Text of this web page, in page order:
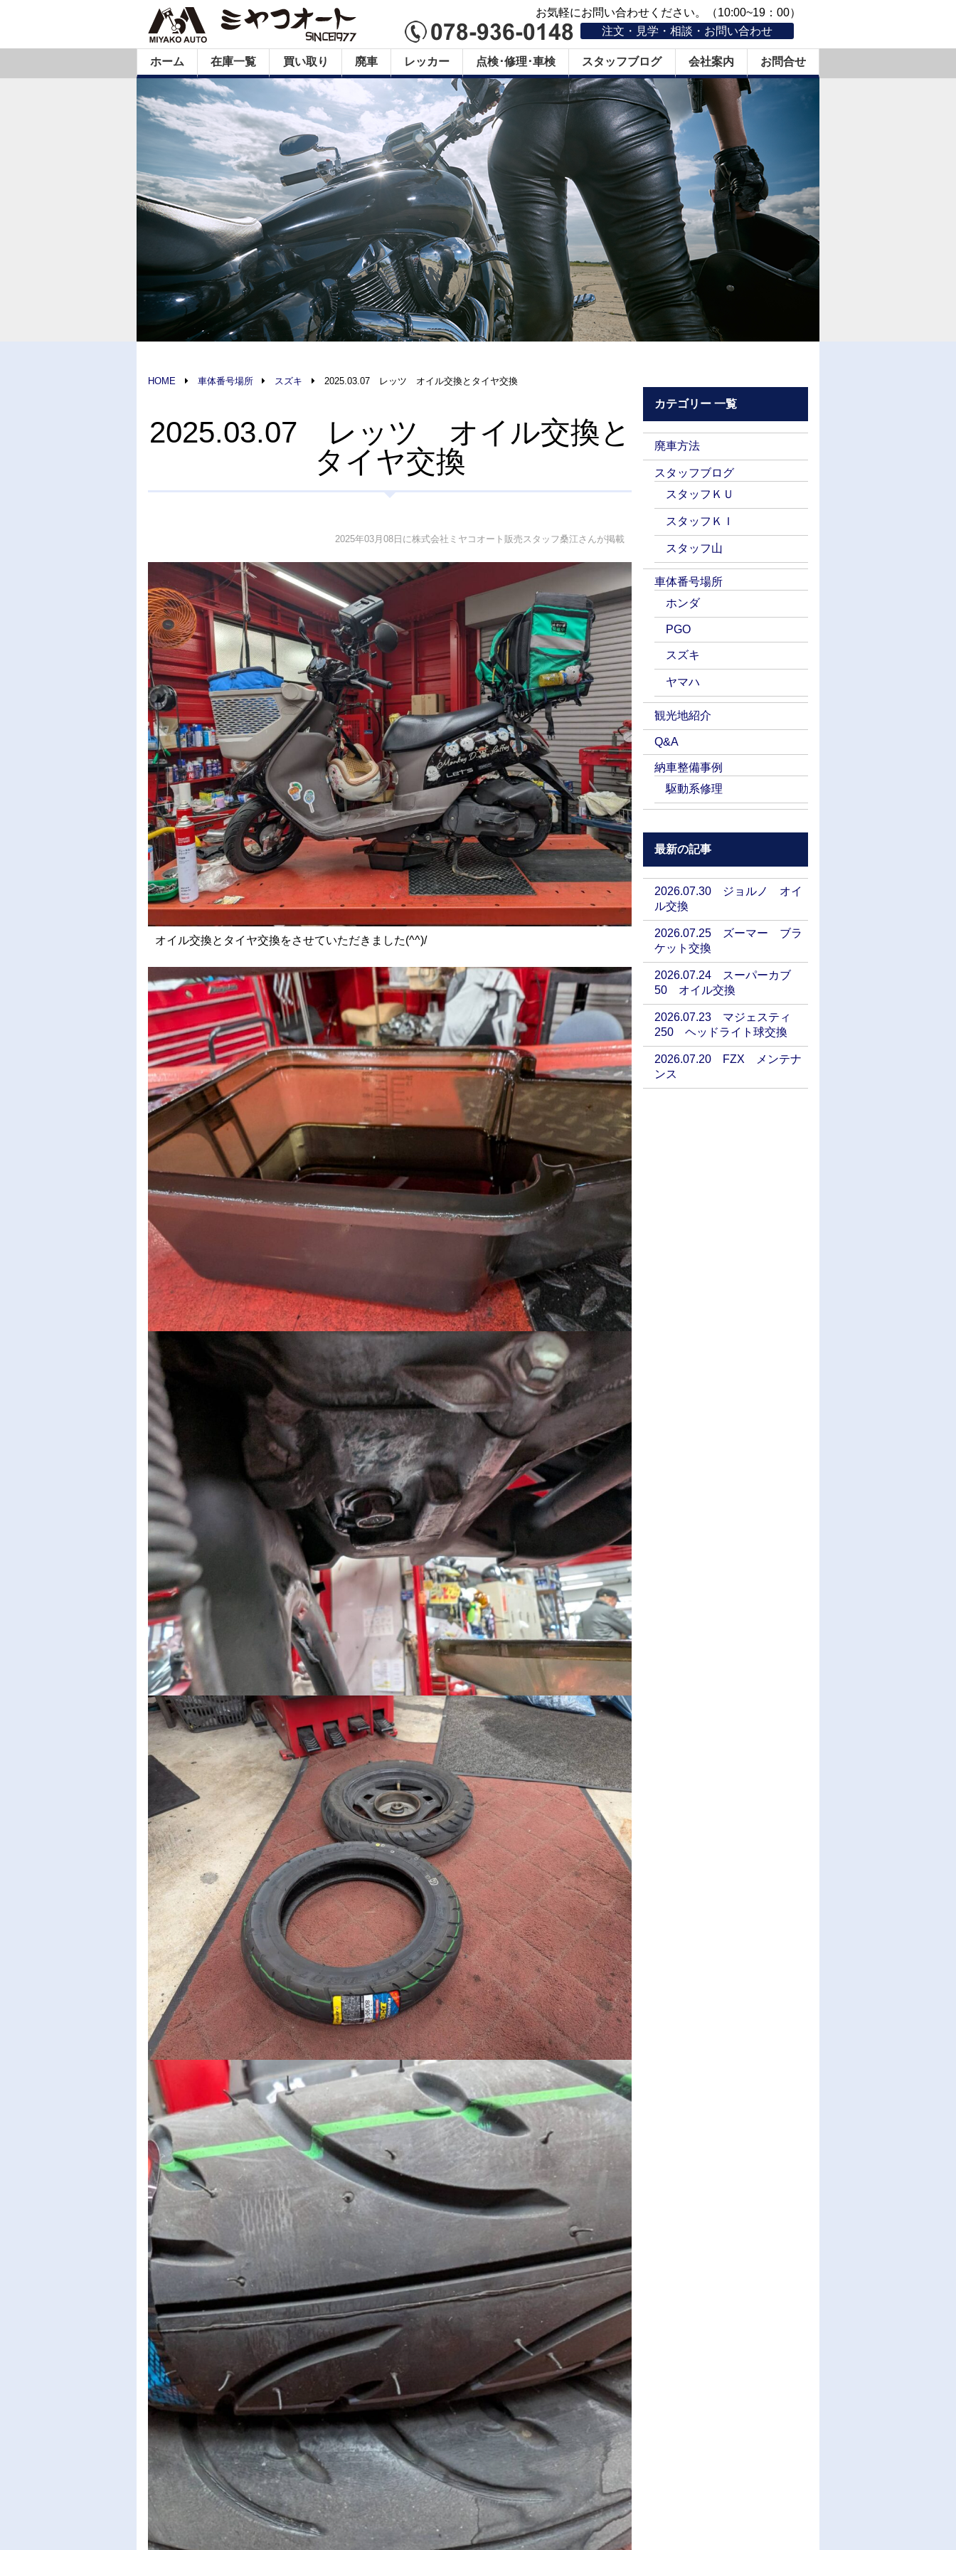
お気軽にお問い合わせください。（10:00~19：00）
注文・見学・相談・お問い合わせ
ホーム 在庫一覧 買い取り 廃車 レッカー 点検･修理･車検 スタッフブログ 会社案内 お問合せ
HOME 車体番号場所 スズキ 2025.03.07 レッツ オイル交換とタイヤ交換
2025.03.07 レッツ オイル交換と
タイヤ交換
2025年03月08日に株式会社ミヤコオート販売スタッフ桑江さんが掲載
オイル交換とタイヤ交換をさせていただきました(^^)/
カテゴリー 一覧
廃車方法
スタッフブログ
スタッフＫＵ
スタッフＫＩ
スタッフ山
車体番号場所
ホンダ
PGO
スズキ
ヤマハ
観光地紹介
Q&A
納車整備事例
駆動系修理
最新の記事
2026.07.30 ジョルノ オイ
ル交換
2026.07.25 ズーマー ブラ
ケット交換
2026.07.24 スーパーカブ
50 オイル交換
2026.07.23 マジェスティ
250 ヘッドライト球交換
2026.07.20 FZX メンテナ
ンス